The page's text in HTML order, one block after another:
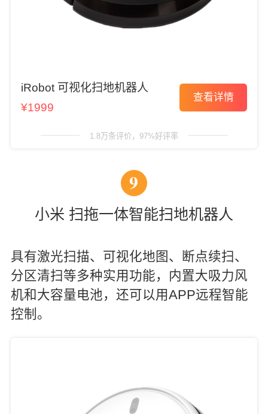
iRobot 可视化扫地机器人
¥1999
查看详情
1.8万条评价，97%好评率
9
小米 扫拖一体智能扫地机器人
具有激光扫描、可视化地图、断点续扫、
分区清扫等多种实用功能，内置大吸力风
机和大容量电池，还可以用APP远程智能
控制。